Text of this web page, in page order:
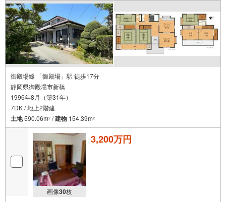
御殿場線 「御殿場」駅 徒歩17分
静岡県御殿場市新橋
1996年8月（築31年）
7DK / 地上2階建
土地590.06m2 /建物 154.39m2
画像30枚
3,200万円